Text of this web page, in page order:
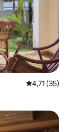
4,71 av 5 i
4,71 (35)